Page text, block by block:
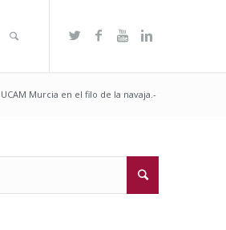
Murcia en el filo de la navaja.-